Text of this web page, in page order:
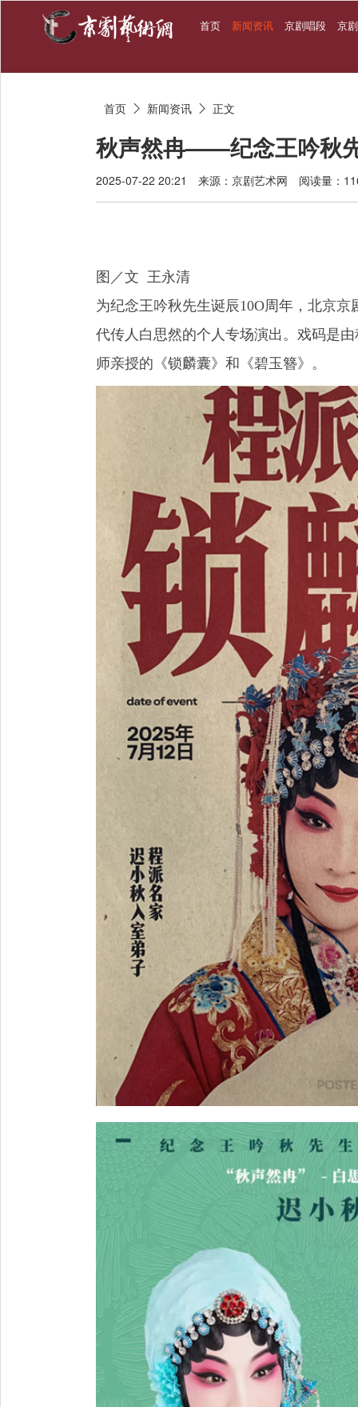
首页 新闻资讯 京剧唱段 京
首页  新闻资讯  正文
秋声然冉——纪念王吟秋
2025-07-22 20:21 来源：京剧艺术网 阅读量：
图／文 王永清
为纪念王吟秋先生诞辰10O周年，北京
代传人白思然的个人专场演出。戏码是
师亲授的《锁麟囊》和《碧玉簪》。